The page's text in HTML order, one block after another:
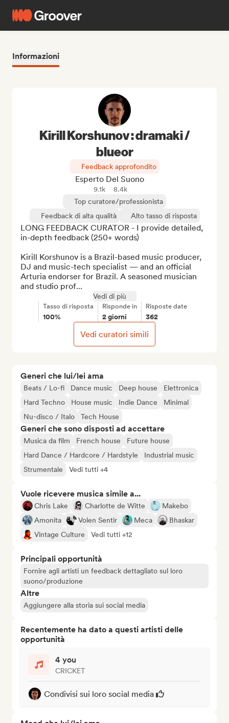
Informazioni
Generi che lui/lei ama
Beats / Lo-fi Dance music Deep house
Elettronica
Hard Techno
House music Indie Dance
Minimal
Nu-disco / Italo
Tech House
Generi che sono disposti ad accettare
Musica da film French house
Future house
Hard Dance / Hardcore / Hardstyle
Industrial music
Strumentale
Vedi tutti +4
Vuole ricevere musica simile a...
Chris Lake Charlotte de Witte
Makebo
Amonita
Volen Sentir Meca
Bhaskar
Vintage Culture
Vedi tutti +12
Principali opportunità
Fornire agli artisti un feedback dettagliato sul loro
suono/produzione
Altre
Aggiungere alla storia sui social media
Recentemente ha dato a questi artisti delle
opportunità
4 you
CRICKET
Condivisi sui loro social media
Kirill Korshunov : dramaki /
blueor
Feedback approfondito
Esperto Del Suono
9.1k
8.4k
Top curatore/professionista
Feedback di alta qualità
Alto tasso di risposta
LONG FEEDBACK CURATOR - I provide detailed,
in-depth feedback (250+ words)
Kirill Korshunov is a Brazil-based music producer,
DJ and music-tech specialist — and an official
Arturia endorser for Brazil. A seasoned musician
and studio prof...
Vedi di più
Tasso di risposta
100%
Risponde in
2 giorni
Risposte date
362
Vedi curatori simili